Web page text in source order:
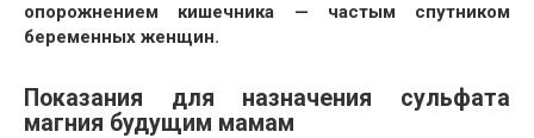
опорожнением кишечника — частым спутником
беременных женщин.
Показания для назначения сульфата
магния будущим мамам